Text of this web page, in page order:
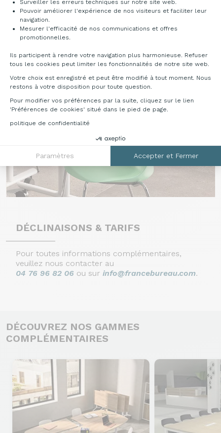
Surveiller les erreurs techniques sur notre site web.
Pouvoir améliorer l'expérience de nos visiteurs et faciliter leur
navigation.
Mesurer l'efficacité de nos communications et offres
promotionnelles.
Ils participent à rendre votre navigation plus harmonieuse. Refuser
tous les cookies peut limiter les fonctionnalités de notre site web.
Votre choix est enregistré et peut être modifié à tout moment. Nous
restons à votre disposition pour toute question.
Pour modifier vos préférences par la suite, cliquez sur le lien
'Préférences de cookies' situé dans le pied de page.
politique de confidentialité
Paramètres Accepter et Fermer
Axeptio consent
Sans placet
S
G
DÉCLINAISONS & TARIFS
Pour toutes informations complémentaires,
veuillez nous contacter au
04 76 96 82 06 ou sur info@francebureau.com.
DÉCOUVREZ NOS GAMMES
COMPLÉMENTAIRES